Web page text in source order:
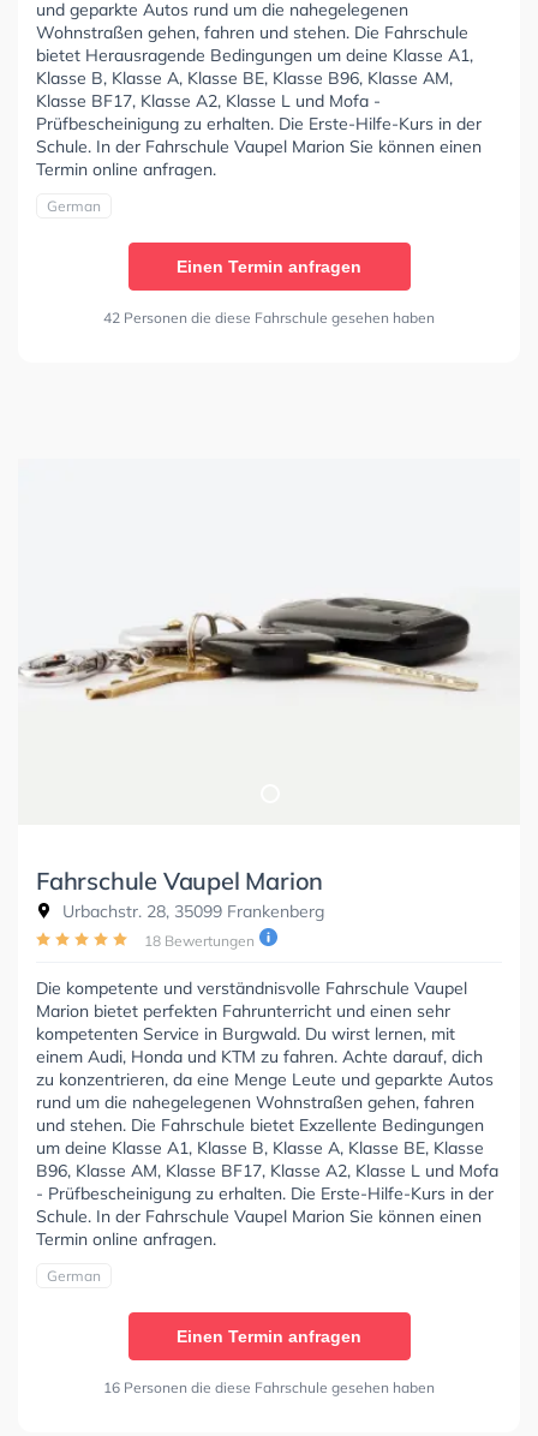
und geparkte Autos rund um die nahegelegenen
Wohnstraßen gehen, fahren und stehen. Die Fahrschule
bietet Herausragende Bedingungen um deine Klasse A1,
Klasse B, Klasse A, Klasse BE, Klasse B96, Klasse AM,
Klasse BF17, Klasse A2, Klasse L und Mofa -
Prüfbescheinigung zu erhalten. Die Erste-Hilfe-Kurs in der
Schule. In der Fahrschule Vaupel Marion Sie können einen
Termin online anfragen.
German
Einen Termin anfragen
42 Personen die diese Fahrschule gesehen haben
Fahrschule Vaupel Marion
Urbachstr. 28, 35099 Frankenberg
18 Bewertungen
Die kompetente und verständnisvolle Fahrschule Vaupel
Marion bietet perfekten Fahrunterricht und einen sehr
kompetenten Service in Burgwald. Du wirst lernen, mit
einem Audi, Honda und KTM zu fahren. Achte darauf, dich
zu konzentrieren, da eine Menge Leute und geparkte Autos
rund um die nahegelegenen Wohnstraßen gehen, fahren
und stehen. Die Fahrschule bietet Exzellente Bedingungen
um deine Klasse A1, Klasse B, Klasse A, Klasse BE, Klasse
B96, Klasse AM, Klasse BF17, Klasse A2, Klasse L und Mofa
- Prüfbescheinigung zu erhalten. Die Erste-Hilfe-Kurs in der
Schule. In der Fahrschule Vaupel Marion Sie können einen
Termin online anfragen.
German
Einen Termin anfragen
16 Personen die diese Fahrschule gesehen haben